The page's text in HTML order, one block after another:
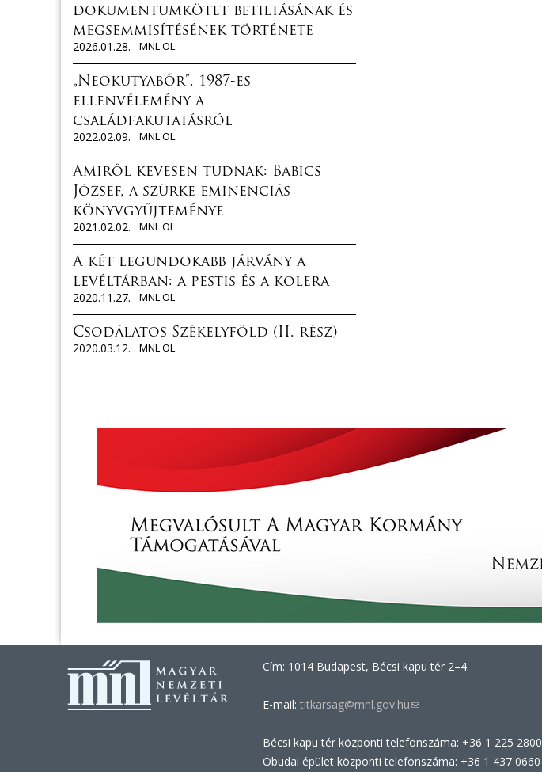
dokumentumkötet betiltásának és
megsemmisítésének története
2026.01.28.
MNL OL
„Neokutyabőr”. 1987-es
ellenvélemény a
családfakutatásról
2022.02.09.
MNL OL
Amiről kevesen tudnak: Babics
József, a szürke eminenciás
könyvgyűjteménye
2021.02.02.
MNL OL
A két legundokabb járvány a
levéltárban: a pestis és a kolera
2020.11.27.
MNL OL
Csodálatos Székelyföld (II. rész)
2020.03.12.
MNL OL
Cím: 1014 Budapest, Bécsi kapu tér 2–4.
E-mail: titkarsag@mnl.gov.hu(link
e-
mail)
Bécsi kapu tér központi telefonszáma: +36 1 225 2800
Óbudai épület központi telefonszáma: +36 1 437 0660